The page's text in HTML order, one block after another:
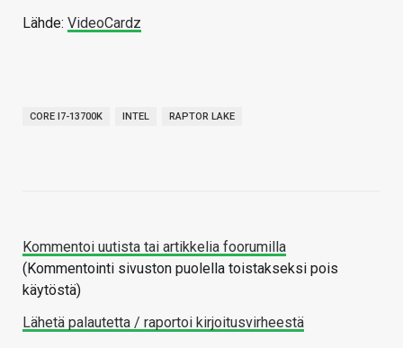
Lähde: VideoCardz
CORE I7-13700K INTEL RAPTOR LAKE
Kommentoi uutista tai artikkelia foorumilla
(Kommentointi sivuston puolella toistakseksi pois
käytöstä)
Lähetä palautetta / raportoi kirjoitusvirheestä